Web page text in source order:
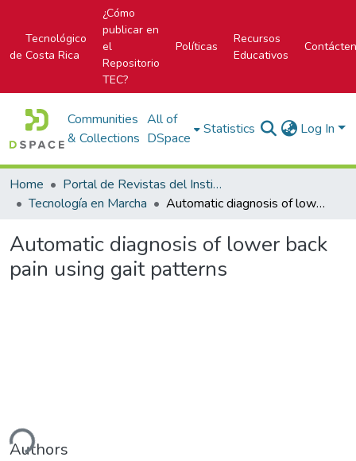
Tecnológico
de Costa Rica
¿Cómo
publicar en
el
Repositorio
TEC?
Políticas
Recursos
Educativos
Communities
& Collections
All of
DSpace
Statistics Log In
Home
Portal de Revistas del Instituto Tecnológico de Costa Rica
Tecnología en Marcha
Automatic diagnosis of lower back pain using gait patterns
Automatic diagnosis of lower back
pain using gait patterns
Authors